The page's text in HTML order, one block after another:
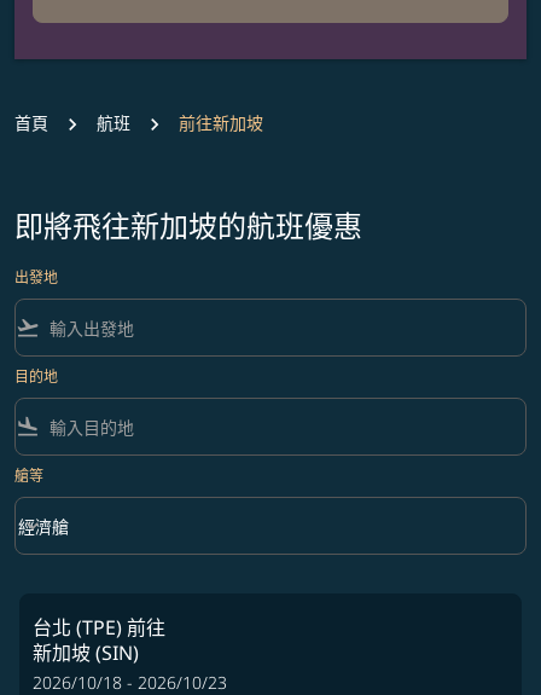
首頁 航班 前往新加坡
即將飛往新加坡的航班優惠
出發地
flight_takeoff
目的地
flight_land
艙等
艙等 option 經濟艙 Selected
經濟艙
keyboard_arrow_down
台北 (TPE)前往
新加坡 (SIN)
2026/10/18 - 2026/10/23